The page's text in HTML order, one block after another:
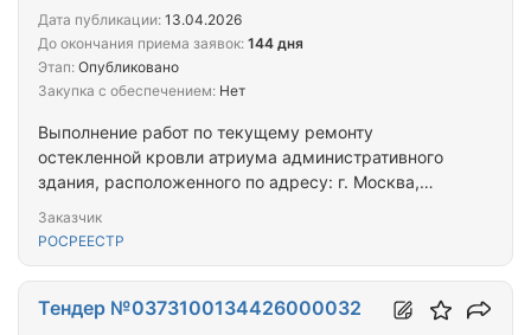
Выполнение работ по текущему ремонту
остекленной кровли атриума административного
здания, расположенного по адресу: г. Москва,
Заказчик
РОСРЕЕСТР
Дата публикации: 13.04.2026
До окончания приема заявок: 144 дня
Этап: Опубликовано
Закупка с обеспечением: Нет
Тендер №0373100134426000032